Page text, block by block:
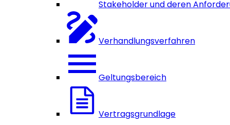
Stakeholder und deren
Verhandlungsverfahren
Geltungsbereich
Vertragsgrundlage